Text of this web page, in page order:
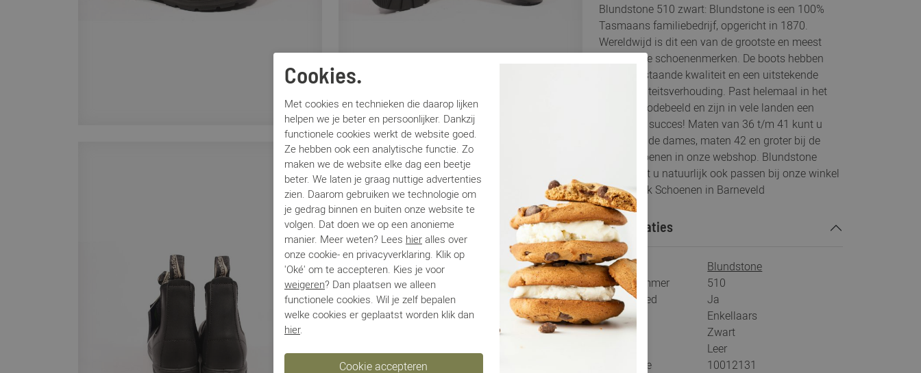
Blundstone 510 zwart: Blundstone is een 100%
Tasmaans familiebedrijf, opgericht in 1870.
Wereldwijd is dit een van de grootste en meest
herkenbare schoenenmerken. De boots hebben
een hoogstaande kwaliteit en een uitstekende
prijs-kwaliteitsverhouding. Past helemaal in het
huidige modebeeld en zijn in vele landen een
ongekend succes! Maten van 36 t/m 41 kunt u
vinden bij de dames, maten 42 en groter bij de
herenschoenen in onze webshop. Blundstone
boots kunt u natuurlijk ook passen bij onze winkel
Soeterboek Schoenen in Barneveld
Specificaties
Merk
Blundstone
Artikelnummer
510
Los voetbed
Ja
Categorie
Enkellaars
Kleur
Zwart
Leer
Bestelcode
10012131
Cookies.
Met cookies en technieken die daarop lijken
helpen we je beter en persoonlijker. Dankzij
functionele cookies werkt de website goed.
Ze hebben ook een analytische functie. Zo
maken we de website elke dag een beetje
beter. We laten je graag nuttige advertenties
zien. Daarom gebruiken we technologie om
je gedrag binnen en buiten onze website te
volgen. Dat doen we op een anonieme
manier. Meer weten? Lees hier alles over
onze cookie- en privacyverklaring. Klik op
'Oké' om te accepteren. Kies je voor
weigeren? Dan plaatsen we alleen
functionele cookies. Wil je zelf bepalen
welke cookies er geplaatst worden klik dan
hier.